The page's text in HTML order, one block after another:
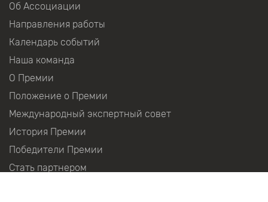
Об Ассоциации
Направления работы
Календарь событий
Наша команда
О Премии
Положение о Премии
Международный экспертный совет
История Премии
Победители Премии
Стать партнером